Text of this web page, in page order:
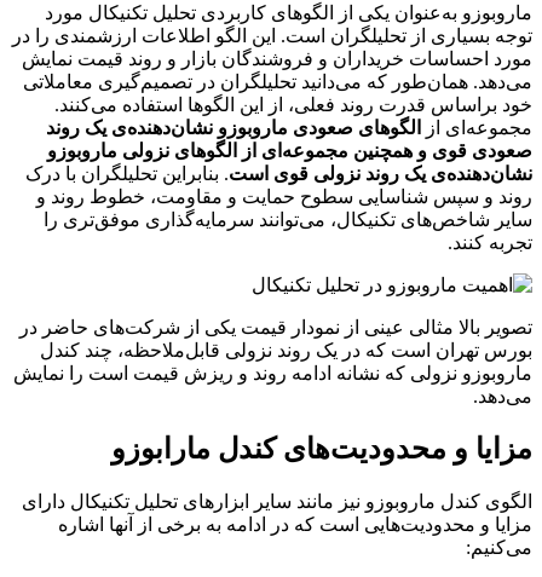
ماروبوزو به‌عنوان یکی از الگوهای کاربردی تحلیل تکنیکال مورد
توجه بسیاری از تحلیلگران است. این الگو اطلاعات ارزشمندی را در
مورد احساسات خریداران و فروشندگان بازار و روند قیمت نمایش
می‌دهد. همان‌طور که می‌دانید تحلیلگران در تصمیم‌گیری معاملاتی
خود براساس قدرت روند فعلی، از این الگوها استفاده می‌کنند.
مجموعه‌ای از
الگوهای صعودی ماروبوزو نشان‌دهنده‌ی یک روند
صعودی قوی و همچنین مجموعه‌ای از الگوهای نزولی ماروبوزو
نشان‌دهنده‌ی یک روند نزولی قوی است. بنابراین تحلیلگران با درک
روند و سپس شناسایی سطوح حمایت و مقاومت، خطوط روند و
سایر شاخص‌های تکنیکال، می‌توانند سرمایه‌گذاری موفق‌تری را
تجربه کنند.
تصویر بالا مثالی عینی از نمودار قیمت یکی از شرکت‌های حاضر در
بورس تهران است که در یک روند نزولی قابل‌ملاحظه، چند کندل
ماروبوزو نزولی که نشانه ادامه روند و ریزش قیمت است را نمایش
می‌دهد.
مزایا و محدودیت‌های کندل مارابوزو
الگوی کندل ماروبوزو نیز مانند سایر ابزارهای تحلیل تکنیکال دارای
مزایا و محدودیت‌هایی است که در ادامه به برخی از آنها اشاره
می‌کنیم: